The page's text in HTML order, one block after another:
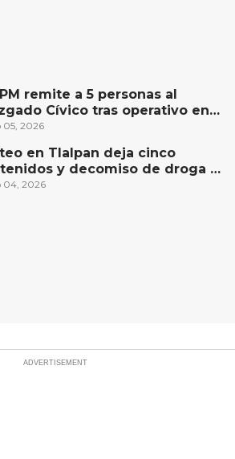
remite a 5 personas al
Cívico tras operativo en
Juan del Río
05, 2026
en Tlalpan deja cinco
y decomiso de droga y
arma
04, 2026